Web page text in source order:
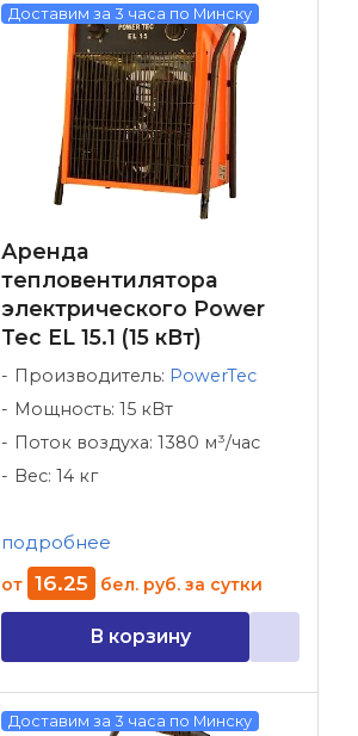
Доставим за 3 часа по Минску
Аренда
тепловентилятора
электрического Power
Tec EL 15.1 (15 кВт)
Производитель: PowerTec
Мощность: 15 кВт
Поток воздуха: 1380 м³/час
Вес: 14 кг
подробнее
от 16.25 бел. руб. за сутки
В корзину
Доставим за 3 часа по Минску